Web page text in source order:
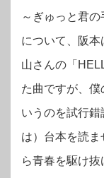
～ぎゅっと君
について、阪
山さんの「
た曲ですが、
いうのを試行
は）台本を読
ら青春を駆け